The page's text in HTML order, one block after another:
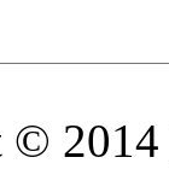
2014